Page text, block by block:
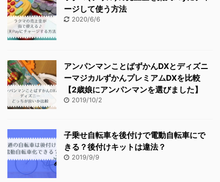
ージして使う方法
2020/6/6
アンパンマンことばずかんDXとディズニ
ーマジカルずかんプレミアムDXを比較
【2歳娘にアンパンマンを選びました】
2019/10/2
子乗せ自転車を後付けで電動自転車にで
きる？後付けキットは違法？
2019/9/9